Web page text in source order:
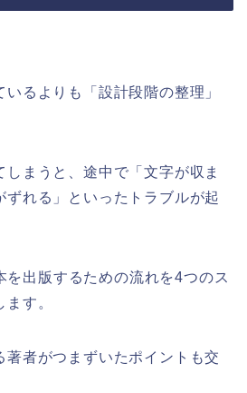
るよりも「設計段階の整理」
まうと、途中で「文字が収ま
ずれる」といったトラブルが起
出版するための流れを4つのス
す。
著者がつまずいたポイントも交